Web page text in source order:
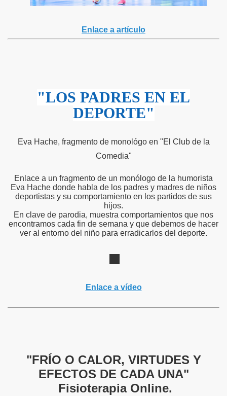
Enlace a artículo
"LOS PADRES EN EL
DEPORTE"
Eva Hache, fragmento de monológo en "El Club de la
Comedia"
Enlace a un fragmento de un monólogo de la humorista
Eva Hache donde habla de los padres y madres de niños
deportistas y su comportamiento en los partidos de sus
hijos.
En clave de parodia, muestra comportamientos que nos
encontramos cada fin de semana y que debemos de hacer
ver al entorno del niño para erradicarlos del deporte.
Enlace a vídeo
"FRÍO O CALOR, VIRTUDES Y
EFECTOS DE CADA UNA"
Fisioterapia Online.